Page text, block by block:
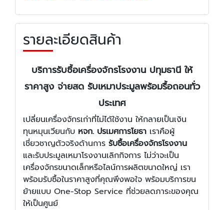
รายละเอียดสินค้า
บริการรับซื้อเครื่องจักรโรงงาน ปทุมธานี ให้
ราคาสูง จ่ายสด รับเหมาประมูลพร้อมรื้อถอนทั่ว
ประเทศ
เปลี่ยนเครื่องจักรเก่าที่ไม่ได้ใช้งาน ให้กลายเป็นเงิน
ทุนหมุนเวียนกับ หจก. ปรเมศการโยธา เราคือผู้
เชี่ยวชาญตัวจริงด้านการ รับซื้อเครื่องจักรโรงงาน
และรับประมูลเหมาโรงงานเลิกกิจการ ไม่ว่าจะเป็น
เครื่องจักรขนาดเล็กหรือไลน์การผลิตขนาดใหญ่ เรา
พร้อมรับซื้อในราคาสูงที่คุณพึงพอใจ พร้อมบริการขน
ย้ายแบบ One-Stop Service ที่ช่วยลดภาระของคุณ
ให้เป็นศูนย์